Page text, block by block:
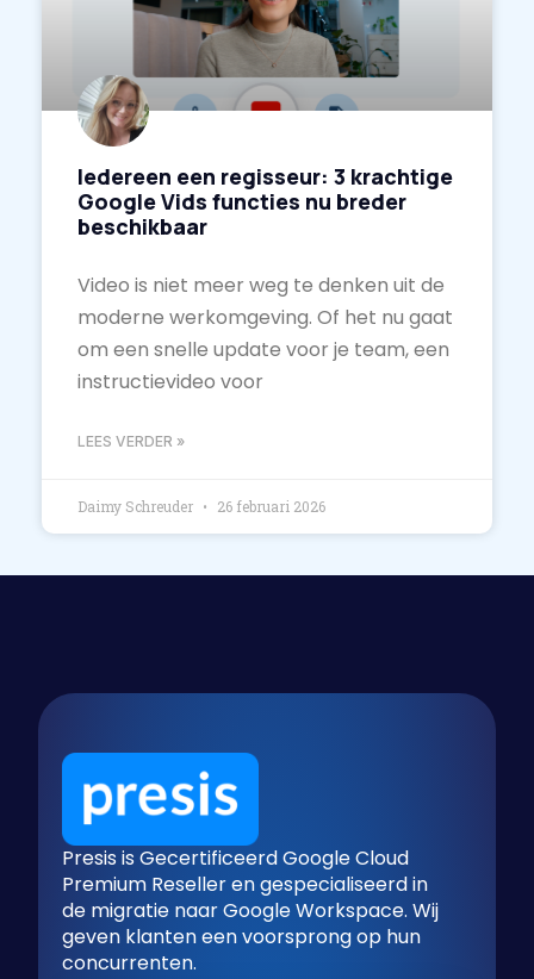
Iedereen een regisseur: 3 krachtige
Google Vids functies nu breder
beschikbaar
Video is niet meer weg te denken uit de
moderne werkomgeving. Of het nu gaat
om een snelle update voor je team, een
instructievideo voor
LEES VERDER »
Daimy Schreuder 26 februari 2026
Presis is Gecertificeerd Google Cloud
Premium Reseller en gespecialiseerd in
de migratie naar Google Workspace. Wij
geven klanten een voorsprong op hun
concurrenten.